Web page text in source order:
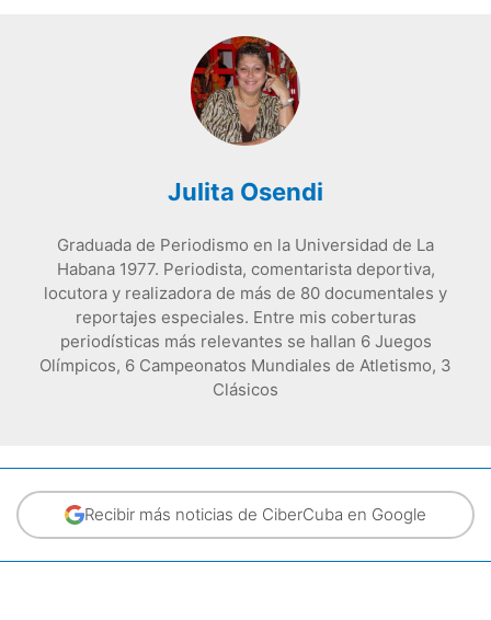
Julita Osendi
Graduada de Periodismo en la Universidad de La
Habana 1977. Periodista, comentarista deportiva,
locutora y realizadora de más de 80 documentales y
reportajes especiales. Entre mis coberturas
periodísticas más relevantes se hallan 6 Juegos
Olímpicos, 6 Campeonatos Mundiales de Atletismo, 3
Clásicos
Recibir más noticias de CiberCuba en Google